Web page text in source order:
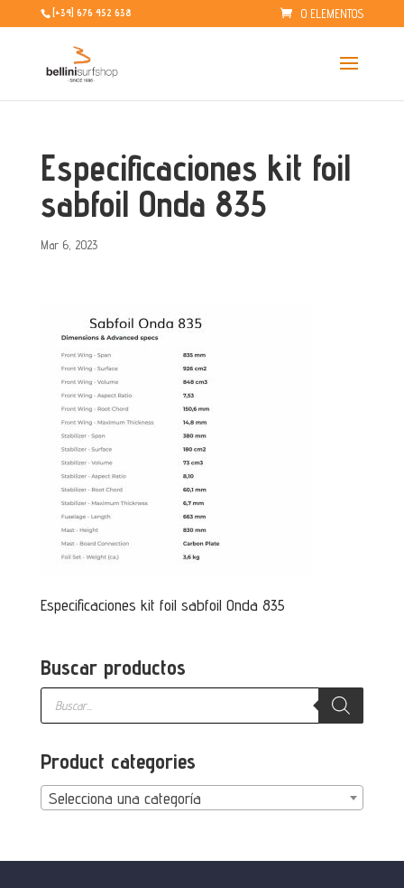
[+34] 676 452 638 0 ELEMENTOS
Especificaciones kit foil
sabfoil Onda 835
Mar 6, 2023
Especificaciones kit foil sabfoil Onda 835
Buscar productos
Búsqueda
productos
Product categories
Selecciona una categoría